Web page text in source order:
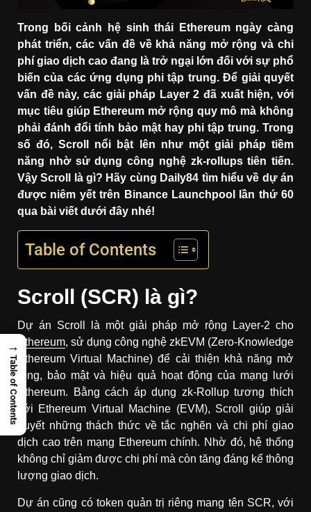
Trong bối cảnh hệ sinh thái Ethereum ngày càng
phát triển, các vấn đề về khả năng mở rộng và chi
phí giao dịch cao đang là trở ngại lớn đối với sự phổ
biến của các ứng dụng phi tập trung. Để giải quyết
vấn đề này, các giải pháp Layer 2 đã xuất hiện, với
mục tiêu giúp Ethereum mở rộng quy mô mà không
phải đánh đổi tính bảo mật hay phi tập trung. Trong
số đó, Scroll nổi bật lên như một giải pháp tiềm
năng nhờ sử dụng công nghệ zk-rollups tiên tiến.
Vậy Scroll là gì? Hãy cùng Daily84 tìm hiểu về dự án
được niêm yết trên Binance Launchpool lần thứ 60
qua bài viết dưới đây nhé!
Table of Contents
Scroll (SCR) là gì?
Dự án Scroll là một giải pháp mở rộng Layer-2 cho
Ethereum, sử dụng công nghệ zkEVM (Zero-Knowledge
Ethereum Virtual Machine) để cải thiện khả năng mở
rộng, bảo mật và hiệu quả hoạt động của mạng lưới
Ethereum. Bằng cách áp dụng zk-Rollup tương thích
với Ethereum Virtual Machine (EVM), Scroll giúp giải
quyết những thách thức về tắc nghẽn và chi phí giao
dịch cao trên mạng Ethereum chính. Nhờ đó, hệ thống
không chỉ giảm được chi phí mà còn tăng đáng kể thông
lượng giao dịch.
Dự án cũng có token quản trị riêng mang tên SCR, với
→
Table of Contents